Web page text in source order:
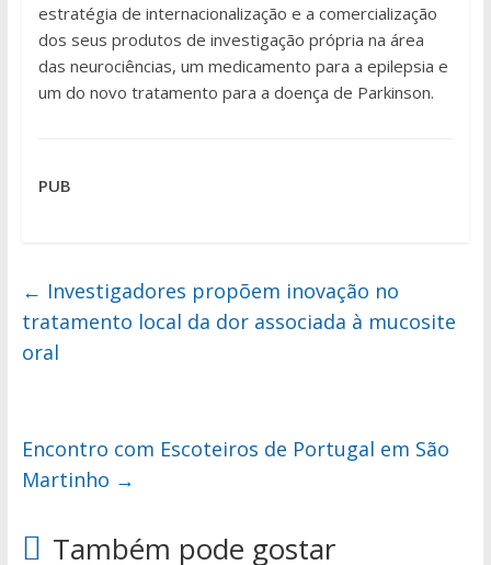
estratégia de internacionalização e a comercialização
dos seus produtos de investigação própria na área
das neurociências, um medicamento para a epilepsia e
um do novo tratamento para a doença de Parkinson.
PUB
← Investigadores propõem inovação no
tratamento local da dor associada à mucosite
oral
Encontro com Escoteiros de Portugal em São
Martinho →
Também pode gostar